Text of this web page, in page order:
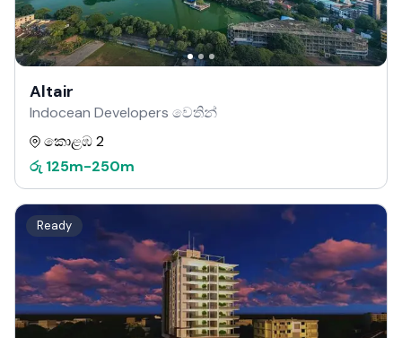
Altair
Indocean Developers වෙතින්
කොළඹ 2
රු 125m-250m
Ready